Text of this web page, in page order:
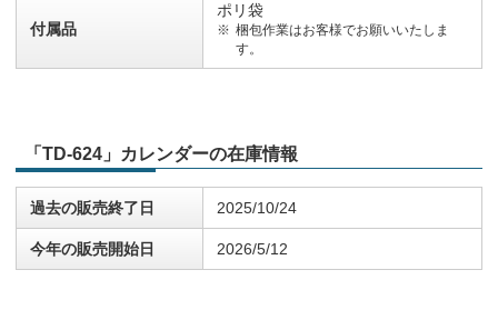
付属品
ポリ袋
梱包作業はお客様でお願いいたしま
す。
「TD-624」カレンダーの在庫情報
過去の販売終了日 2025/10/24
今年の販売開始日 2026/5/12